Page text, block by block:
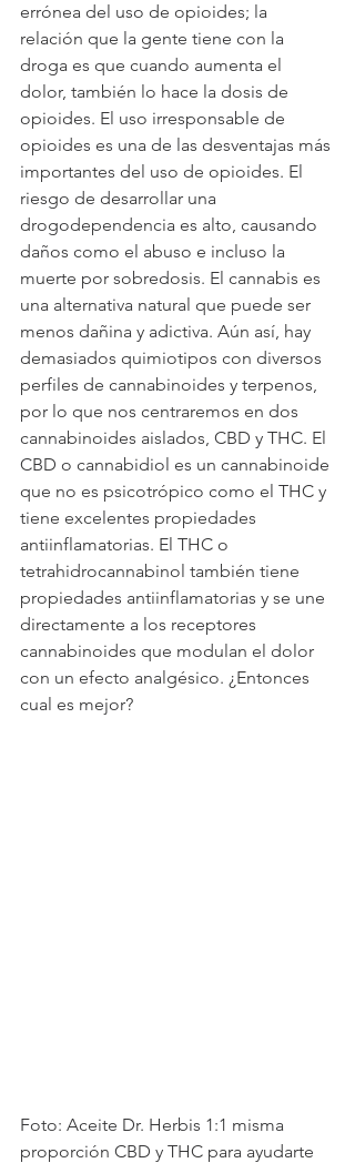
errónea del uso de opioides; la
relación que la gente tiene con la
droga es que cuando aumenta el
dolor, también lo hace la dosis de
opioides. El uso irresponsable de
opioides es una de las desventajas más
importantes del uso de opioides. El
riesgo de desarrollar una
drogodependencia es alto, causando
daños como el abuso e incluso la
muerte por sobredosis. El cannabis es
una alternativa natural que puede ser
menos dañina y adictiva. Aún así, hay
demasiados quimiotipos con diversos
perfiles de cannabinoides y terpenos,
por lo que nos centraremos en dos
cannabinoides aislados, CBD y THC. El
CBD o cannabidiol es un cannabinoide
que no es psicotrópico como el THC y
tiene excelentes propiedades
antiinflamatorias. El THC o
tetrahidrocannabinol también tiene
propiedades antiinflamatorias y se une
directamente a los receptores
cannabinoides que modulan el dolor
con un efecto analgésico. ¿Entonces
cual es mejor?
Foto: Aceite Dr. Herbis 1:1 misma
proporción CBD y THC para ayudarte